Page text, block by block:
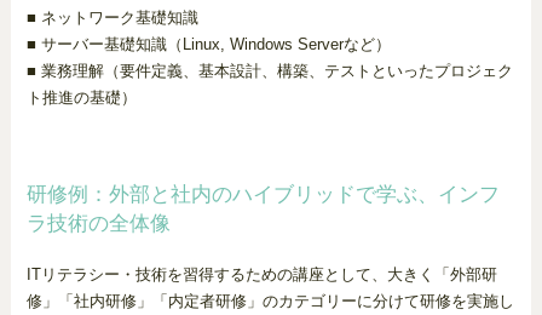
■ ネットワーク基礎知識
■ サーバー基礎知識（Linux, Windows Serverなど）
■ 業務理解（要件定義、基本設計、構築、テストといったプロジェク
ト推進の基礎）
研修例：外部と社内のハイブリッドで学ぶ、インフ
ラ技術の全体像
ITリテラシー・技術を習得するための講座として、大きく「外部研
修」「社内研修」「内定者研修」のカテゴリーに分けて研修を実施し